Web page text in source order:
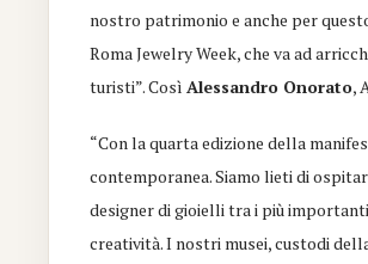
nostro patrimonio e anche per
Roma Jewelry Week, che va ad
turisti”. CosìAlessandro Onorato,
“Con la quarta edizione della
contemporanea. Siamo lieti di
designer di gioielli tra i più
creatività. I nostri musei, custodi